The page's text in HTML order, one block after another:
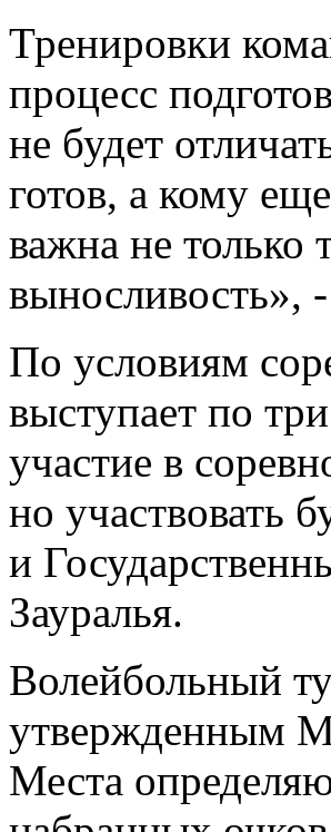
Тренировки
процесс
не будет
готов, а кому
важна не только
выносливость»,
По условиям
выступает по
участие в
но участвовать
и
Зауралья.
Волейбольный
утвержденным
Места